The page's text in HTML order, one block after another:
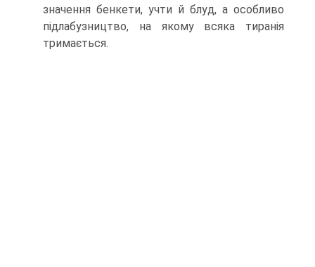
значення бенкети, учти й блуд, а особливо
підлабузництво, на яко­му всяка тиранія
тримається.